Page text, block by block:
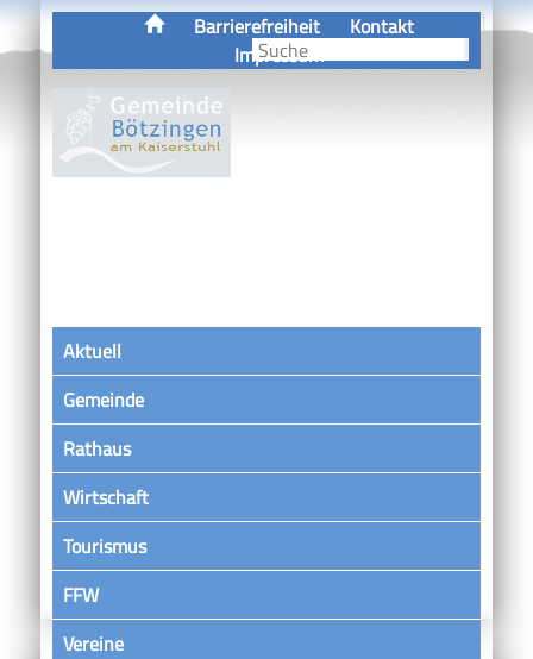
Barrierefreiheit
Kontakt
Impressum
Aktuell
Gemeinde
Rathaus
Wirtschaft
Tourismus
FFW
VereineSatzungen